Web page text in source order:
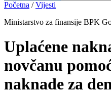
Početna /Vijesti
Ministarstvo za finansije BPK
Uplaćene
novčanu
naknade za